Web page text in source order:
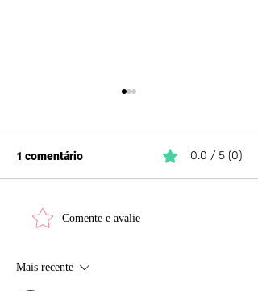
Conheça as 5 melhores
1 comentário 0.0 / 5 (0)
Comente e avalie
Mais recente